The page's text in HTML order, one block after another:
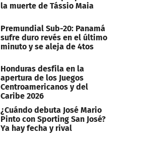
la muerte de Tássio Maia
Premundial Sub-20: Panamá
sufre duro revés en el último
minuto y se aleja de 4tos
Honduras desfila en la
apertura de los Juegos
Centroamericanos y del
Caribe 2026
¿Cuándo debuta José Mario
Pinto con Sporting San José?
Ya hay fecha y rival